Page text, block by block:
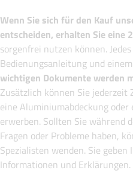
Wenn Sie sich für den Kauf
entscheiden, erhalten Sie eine
sorgenfrei nutzen können.
Bedienungsanleitung und
wichtigen Dokumente werden
Zusätzlich können Sie jederzeit
eine Aluminiumabdeckung
erwerben. Sollten Sie während
Fragen oder Probleme haben,
Spezialisten wenden. Sie
Informationen und Erklärungen.